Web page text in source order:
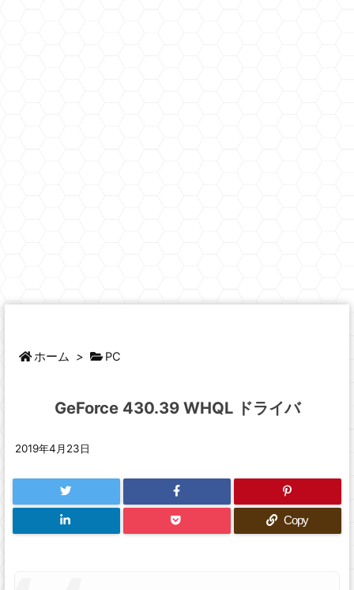
ホーム > PC
GeForce 430.39 WHQL ドライバ
2019年4月23日
Copy